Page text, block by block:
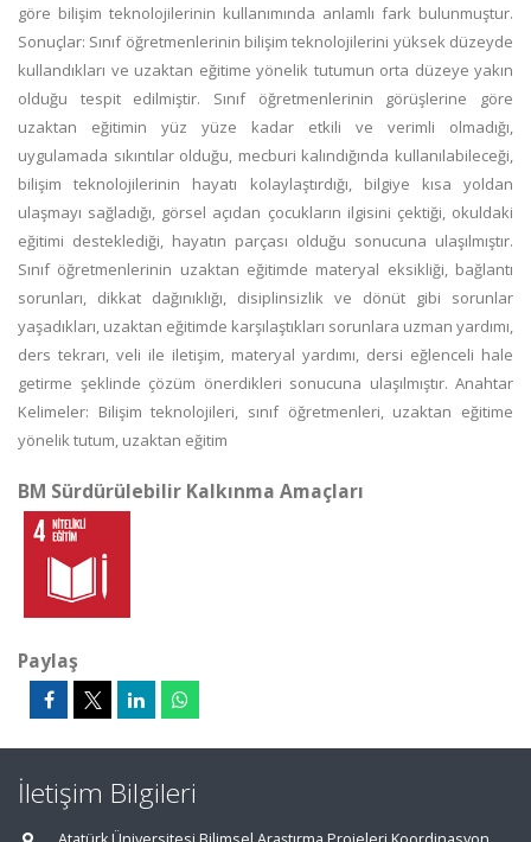
göre bilişim teknolojilerinin kullanımında anlamlı fark bulunmuştur.
Sonuçlar: Sınıf öğretmenlerinin bilişim teknolojilerini yüksek düzeyde
kullandıkları ve uzaktan eğitime yönelik tutumun orta düzeye yakın
olduğu tespit edilmiştir. Sınıf öğretmenlerinin görüşlerine göre
uzaktan eğitimin yüz yüze kadar etkili ve verimli olmadığı,
uygulamada sıkıntılar olduğu, mecburi kalındığında kullanılabileceği,
bilişim teknolojilerinin hayatı kolaylaştırdığı, bilgiye kısa yoldan
ulaşmayı sağladığı, görsel açıdan çocukların ilgisini çektiği, okuldaki
eğitimi desteklediği, hayatın parçası olduğu sonucuna ulaşılmıştır.
Sınıf öğretmenlerinin uzaktan eğitimde materyal eksikliği, bağlantı
sorunları, dikkat dağınıklığı, disiplinsizlik ve dönüt gibi sorunlar
yaşadıkları, uzaktan eğitimde karşılaştıkları sorunlara uzman yardımı,
ders tekrarı, veli ile iletişim, materyal yardımı, dersi eğlenceli hale
getirme şeklinde çözüm önerdikleri sonucuna ulaşılmıştır. Anahtar
Kelimeler: Bilişim teknolojileri, sınıf öğretmenleri, uzaktan eğitime
yönelik tutum, uzaktan eğitim
BM Sürdürülebilir Kalkınma Amaçları
Paylaş
İletişim Bilgileri